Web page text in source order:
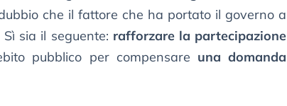
che il fattore che ha portato il governo a
sia il seguente: rafforzare la partecipazione
pubblico per compensare una domanda